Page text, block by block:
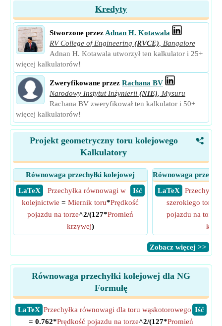
Kredyty
Stworzone przez Adnan H. Kotawala
RV College of Engineering (RVCE)
Bangalore
Adnan H. Kotawala utworzył ten kalkulator i 25+
więcej kalkulatorów!
Zweryfikowane przez Rachana BV
Narodowy Instytut Inżynierii (NIE)
Mysuru
Rachana BV zweryfikował ten kalkulator i 50+
więcej kalkulatorów!
<
Projekt geometryczny toru kolejowego
Kalkulatory
Równowaga przechyłki kolejowej
​ LaTeX
​ Iść
Przechyłka równowagi w
kolejnictwie = Miernik toru*Prędkość
pojazdu na torze^2/(127*Promień
krzywej)
Równowaga
​ LaTeX
szerokiego toru
pojazdu na torze
​Zobacz więcej >>
Równowaga przechyłki kolejowej dla NG
Formułę
​LaTeX ​Iść
Przechyłka równowagi dla toru wąskotorowego
= 0.762*Prędkość pojazdu na torze^2/(127*Promień